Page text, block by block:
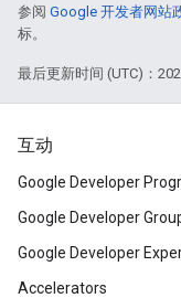
参阅 Google 开发者网站
标。
最后更新时间 (UTC)：
互动
Google Developer
Google Developer
Google Developer
Accelerators